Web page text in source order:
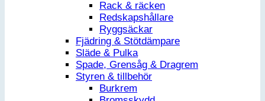
Rack & räcken
Redskapshållare
Ryggsäckar
Fjädring & Stötdämpare
Släde & Pulka
Spade, Grensåg & Dragrem
Styren & tillbehör
Burkrem